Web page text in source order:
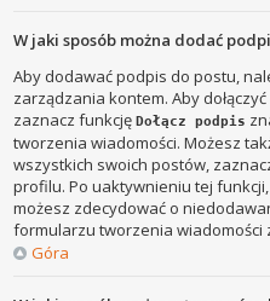
W jaki sposób można dodać
Aby dodawać podpis do postu,
zarządzania kontem. Aby
zaznacz funkcjęDołącz podpis
tworzenia wiadomości. Możesz
wszystkich swoich postów,
profilu. Po uaktywnieniu tej
możesz zdecydować o
formularzu tworzenia
Góra